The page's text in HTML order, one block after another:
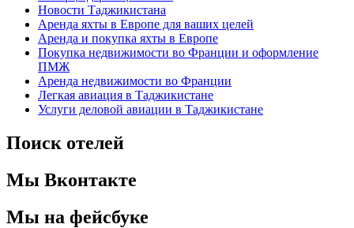
Новости Таджикистана
Аренда яхты в Европе для ваших целей
Аренда и покупка яхты в Европе
Покупка недвижимости во Франции и оформление
ПМЖ
Аренда недвижимости во Франции
Легкая авиация в Таджикистане
Услуги деловой авиации в Таджикистане
Поиск отелей
Мы Вконтакте
Мы на фейсбуке